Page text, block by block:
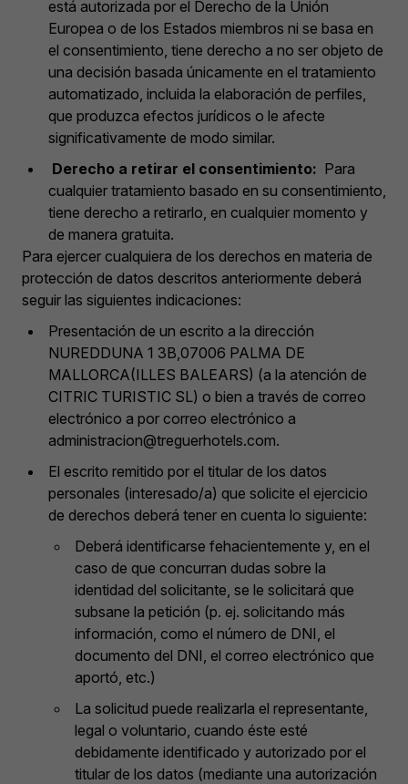
está autorizada por el Derecho de la Unión
Europea o de los Estados miembros ni se basa en
el consentimiento, tiene derecho a no ser objeto de
una decisión basada únicamente en el tratamiento
automatizado, incluida la elaboración de perfiles,
que produzca efectos jurídicos o le afecte
significativamente de modo similar.
Derecho a retirar el consentimiento: Para
cualquier tratamiento basado en su consentimiento,
tiene derecho a retirarlo, en cualquier momento y
de manera gratuita.
Para ejercer cualquiera de los derechos en materia de
protección de datos descritos anteriormente deberá
seguir las siguientes indicaciones:
Presentación de un escrito a la dirección
NUREDDUNA 1 3B,07006 PALMA DE
MALLORCA(ILLES BALEARS) (a la atención de
CITRIC TURISTIC SL) o bien a través de correo
electrónico a por correo electrónico a
administracion@treguerhotels.com.
El escrito remitido por el titular de los datos
personales (interesado/a) que solicite el ejercicio
de derechos deberá tener en cuenta lo siguiente:
Deberá identificarse fehacientemente y, en el
caso de que concurran dudas sobre la
identidad del solicitante, se le solicitará que
subsane la petición (p. ej. solicitando más
información, como el número de DNI, el
documento del DNI, el correo electrónico que
aportó, etc.)
La solicitud puede realizarla el representante,
legal o voluntario, cuando éste esté
debidamente identificado y autorizado por el
titular de los datos (mediante una autorización